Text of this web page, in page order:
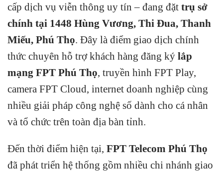
cấp dịch vụ viễn thông uy tín – đang đặt trụ sở
chính tại 1448 Hùng Vương, Thi Đua, Thanh
Miếu, Phú Thọ. Đây là điểm giao dịch chính
thức chuyên hỗ trợ khách hàng đăng ký lắp
mạng FPT Phú Thọ, truyền hình FPT Play,
camera FPT Cloud, internet doanh nghiệp cùng
nhiều giải pháp công nghệ số dành cho cá nhân
và tổ chức trên toàn địa bàn tỉnh.
Đến thời điểm hiện tại, FPT Telecom Phú Thọ
đã phát triển hệ thống gồm nhiều chi nhánh giao